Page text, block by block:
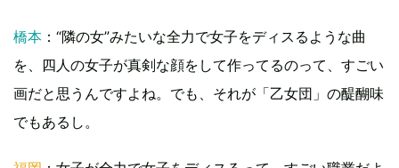
橋本 ：“隣の女”みたいな全力で女子をディスるような曲
を、四人の女子が真剣な顔をして作ってるのって、すごい
画だと思うんですよね。でも、それが「乙女団」の醍醐味
でもあるし。